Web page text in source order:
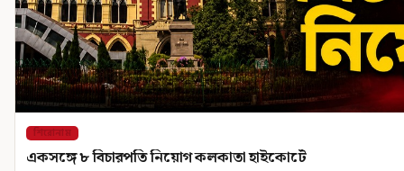
শিরোনাম
একসঙ্গে ৮ বিচারপতি নিয়োগ কলকাতা হাইকোর্টে